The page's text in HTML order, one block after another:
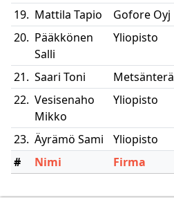
19. Mattila Tapio Gofore Oyj
20. Pääkkönen
Salli
Yliopisto
21. Saari Toni Metsänterä
22. Vesisenaho
Mikko
Yliopisto
23. Äyrämö Sami Yliopisto
#
Nimi Firma